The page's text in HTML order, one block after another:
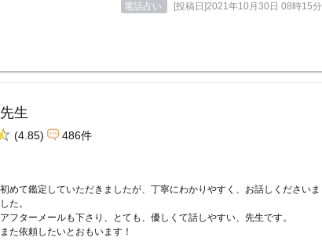
電話占い [投稿日]2021年10月30日 08時15分
生
(4.85) 486件
初めて鑑定していただきましたが、丁寧にわかりやすく、お話しくださいま
した。
アフターメールも下さり、とても、優しくて話しやすい、先生です。
また依頼したいとおもいます！